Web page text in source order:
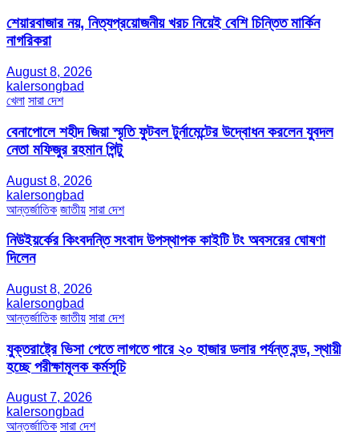
শেয়ারবাজার নয়, নিত্যপ্রয়োজনীয় খরচ নিয়েই বেশি চিন্তিত মার্কিন
নাগরিকরা
August 8, 2026
kalersongbad
খেলা সারা দেশ
বেনাপোলে শহীদ জিয়া স্মৃতি ফুটবল টুর্নামেন্টের উদ্বোধন করলেন যুবদল
নেতা মফিজুর রহমান পিন্টু
August 8, 2026
kalersongbad
আন্তর্জাতিক জাতীয় সারা দেশ
নিউইয়র্কের কিংবদন্তি সংবাদ উপস্থাপক কাইটি টং অবসরের ঘোষণা
দিলেন
August 8, 2026
kalersongbad
আন্তর্জাতিক জাতীয় সারা দেশ
যুক্তরাষ্ট্রে ভিসা পেতে লাগতে পারে ২০ হাজার ডলার পর্যন্ত বন্ড, স্থায়ী
হচ্ছে পরীক্ষামূলক কর্মসূচি
August 7, 2026
kalersongbad
আন্তর্জাতিক সারা দেশ